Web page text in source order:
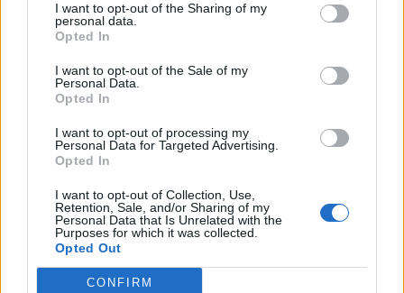
I want to opt-out of the Sharing of my
personal data.
Opted In
I want to opt-out of the Sale of my
Personal Data.
Opted In
I want to opt-out of processing my
Personal Data for Targeted Advertising.
Opted In
I want to opt-out of Collection, Use,
Retention, Sale, and/or Sharing of my
Personal Data that Is Unrelated with the
Purposes for which it was collected.
Opted Out
CONFIRM
nemzetközi ismereteik vannak, hanem zárt világban
gondolkodnak, akkor az ország versenyképtelen lesz. A...
KEDVES OLVASÓNK!
A keresett cikk a portfolio.hu hírarchívumához
tartozik, melynek olvasása előfizetéses
Az előfizetés a következőket tartalmazza:
Portfolio.hu teljes cikkarchívum
Kötéslisták: BÉT elmúlt 2 év napon belüli
kötéslistái